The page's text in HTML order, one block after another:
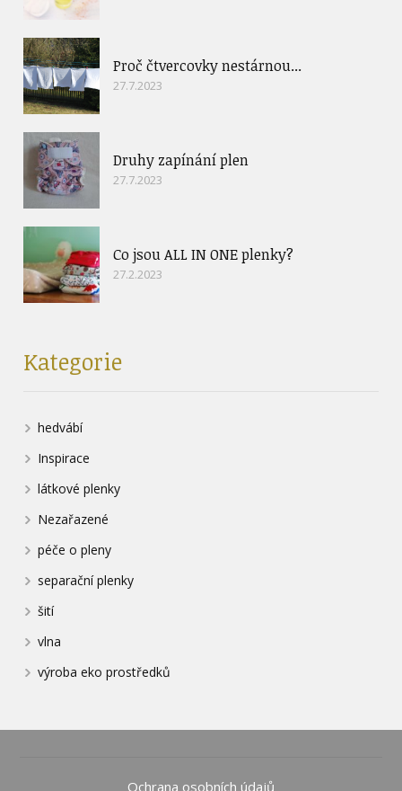
Proč čtvercovky nestárnou...
27.7.2023
Druhy zapínání plen
27.7.2023
Co jsou ALL IN ONE plenky?
27.2.2023
Kategorie
hedvábí
Inspirace
látkové plenky
Nezařazené
péče o pleny
separační plenky
šití
vlna
výroba eko prostředků
Ochrana osobních údajů